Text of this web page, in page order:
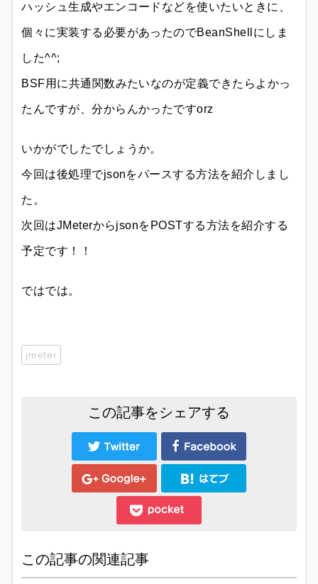
ハッシュ生成やエンコードなどを使いたいときに、
個々に実装する必要があったのでBeanShellにしま
した^^;
BSF用に共通関数みたいなのが定義できたらよかっ
たんですが、分からんかったですorz
いかがでしたでしょうか。
今回は後処理でjsonをパースする方法を紹介しまし
た。
次回はJMeterからjsonをPOSTする方法を紹介する
予定です！！
ではでは。
jmeter
この記事をシェアする
この記事の関連記事